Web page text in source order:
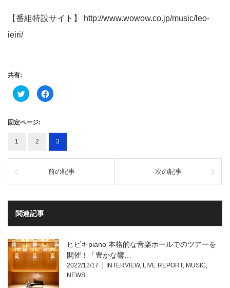
【番組特設サイト】
http://www.wowow.co.jp/music/leo-
ieiri/
共有:
ク
リ
て
し
ン
で
開
き
す)
Facebook
で
は
ッ
ク
て
だ
(新
ィ
ド
ウ
で
開
ま
固定ページ:
1 2 3
前の記事 次の記事
関連記事
ヒビキpiano 本格的な音楽ホールでのツアーを
開催！「豊かな響…
2022/12/17 INTERVIEW, LIVE REPORT, MUSIC
NEWS